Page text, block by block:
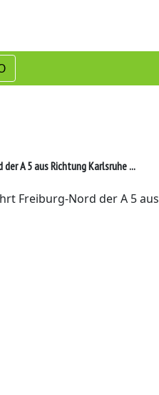
A 5 aus Richtung Karlsruhe ...
Freiburg-Nord der A 5 aus